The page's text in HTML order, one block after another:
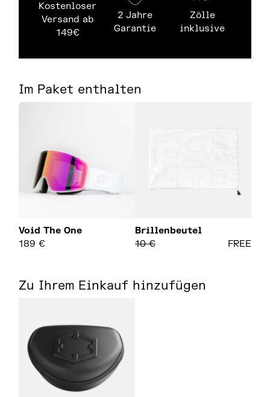
Kostenloser
Versand ab
149€
2 Jahre
Garantie
Zölle
inklusive
Im Paket enthalten
Void The One
189 €
Brillenbeutel
10€ FREE
Zu Ihrem Einkauf hinzufügen